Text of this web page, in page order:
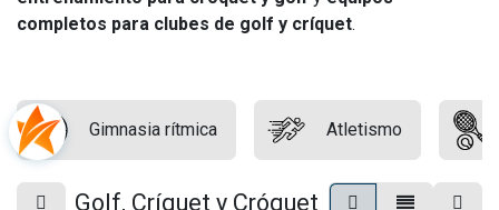
completos para clubes de golf y críquet.
Gimnasia rítmica Atletismo
Golf, Críquet y Cróquet